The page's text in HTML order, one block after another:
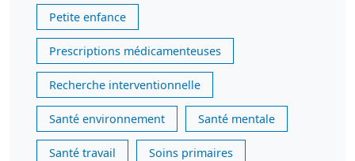
Petite enfance
Prescriptions médicamenteuses
Recherche interventionnelle
Santé environnement Santé mentale
Santé travail Soins primaires